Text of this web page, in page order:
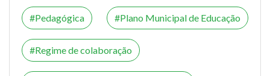
Pedagógica Plano Municipal de Educação
Regime de colaboração